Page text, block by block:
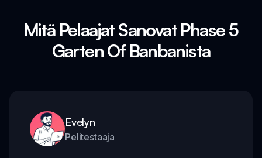
Mitä Pelaajat Sanovat Phase 5
Garten Of Banbanista
Evelyn
Pelitestaaja